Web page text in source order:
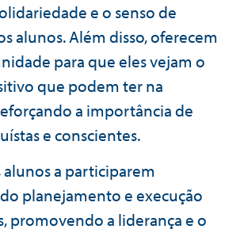
e o senso de
alunos. Além disso, oferecem
para que eles vejam o
que podem ter na
a importância de
e conscientes.
a participarem
planejamento e execução
promovendo a liderança e o